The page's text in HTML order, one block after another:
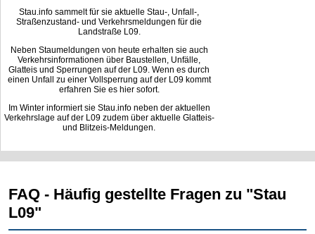
Stau.info sammelt für sie aktuelle Stau-, Unfall-,
Straßenzustand- und Verkehrsmeldungen für die
Landstraße L09.
Neben Staumeldungen von heute erhalten sie auch
Verkehrsinformationen über Baustellen, Unfälle,
Glatteis und Sperrungen auf der L09. Wenn es durch
einen Unfall zu einer Vollsperrung auf der L09 kommt
erfahren Sie es hier sofort.
Im Winter informiert sie Stau.info neben der aktuellen
Verkehrslage auf der L09 zudem über aktuelle Glatteis-
und Blitzeis-Meldungen.
FAQ - Häufig gestellte Fragen zu "Stau
L09"